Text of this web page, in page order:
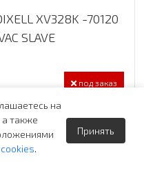
XV328K -70120
SLAVE
под заказ
на
также
.
Принять